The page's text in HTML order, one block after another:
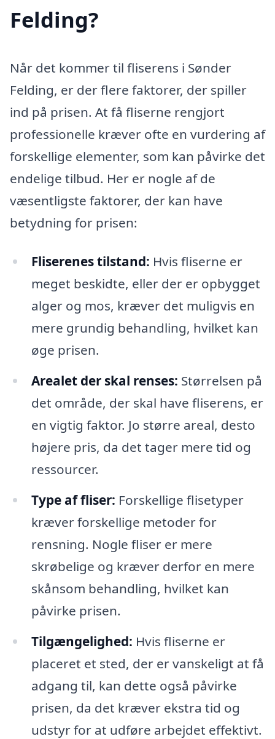
Felding?
Når det kommer til fliserens i Sønder
Felding, er der flere faktorer, der spiller
ind på prisen. At få fliserne rengjort
professionelle kræver ofte en vurdering af
forskellige elementer, som kan påvirke det
endelige tilbud. Her er nogle af de
væsentligste faktorer, der kan have
betydning for prisen:
Fliserenes tilstand: Hvis fliserne er
meget beskidte, eller der er opbygget
alger og mos, kræver det muligvis en
mere grundig behandling, hvilket kan
øge prisen.
Arealet der skal renses: Størrelsen på
det område, der skal have fliserens, er
en vigtig faktor. Jo større areal, desto
højere pris, da det tager mere tid og
ressourcer.
Type af fliser: Forskellige flisetyper
kræver forskellige metoder for
rensning. Nogle fliser er mere
skrøbelige og kræver derfor en mere
skånsom behandling, hvilket kan
påvirke prisen.
Tilgængelighed: Hvis fliserne er
placeret et sted, der er vanskeligt at få
adgang til, kan dette også påvirke
prisen, da det kræver ekstra tid og
udstyr for at udføre arbejdet effektivt.